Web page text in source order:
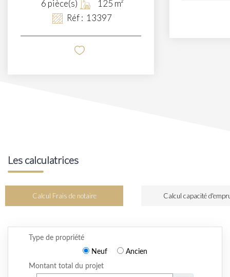
6 pièce(s) 125 m²
Réf : 13397
Les calculatrices
Calcul Frais de notaire Calcul capacité